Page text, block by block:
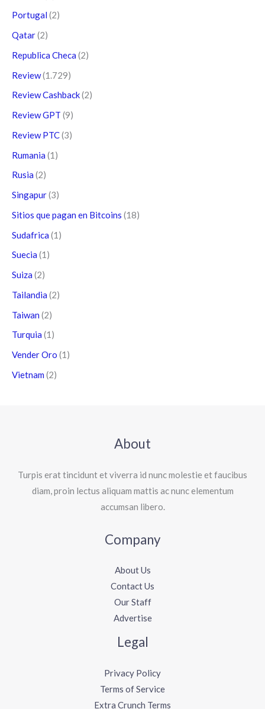
Portugal (2)
Qatar(2)
Republica Checa (2)
Review(1.729)
Review Cashback(2)
Review GPT (9)
Review PTC(3)
Rumania (1)
Rusia (2)
Singapur(3)
Sitios que pagan en Bitcoins (18)
Sudafrica (1)
Suecia (1)
Suiza (2)
Tailandia (2)
Taiwan (2)
Turquia (1)
Vender Oro (1)
Vietnam (2)
About
Turpis erat tincidunt et viverra id nunc molestie et faucibus
diam, proin lectus aliquam mattis ac nunc elementum
accumsan libero.
Company
About Us
Contact Us
Our Staff
Advertise
Legal
Privacy Policy
Terms of Service
Extra Crunch Terms